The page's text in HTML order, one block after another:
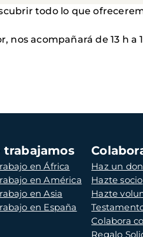
todo lo que
acompañará de 13 h a
trabajamos
en África
en América
en Asia
en España
Haz un
Hazte socio
Hazte
Colabora
Regalo